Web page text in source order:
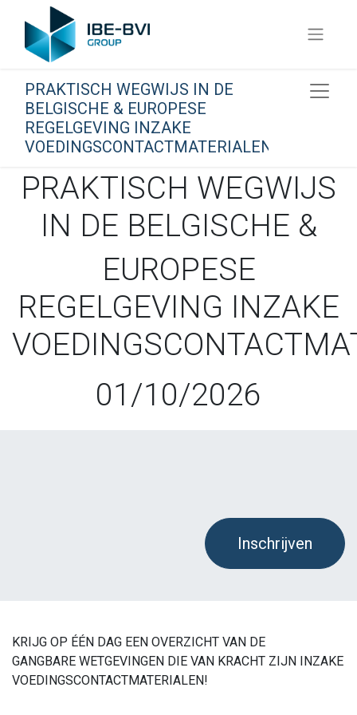
PRAKTISCH WEGWIJS IN DE
BELGISCHE & EUROPESE
REGELGEVING INZAKE
VOEDINGSCONTACTMATERIALEN
PRAKTISCH WEGWIJS
IN DE BELGISCHE &
EUROPESE
REGELGEVING INZAKE
01/10/2026
Inschrijven
KRIJG OP ÉÉN DAG EEN OVERZICHT VAN DE
GANGBARE WETGEVINGEN DIE VAN KRACHT ZIJN INZAKE
VOEDINGSCONTACTMATERIALEN!